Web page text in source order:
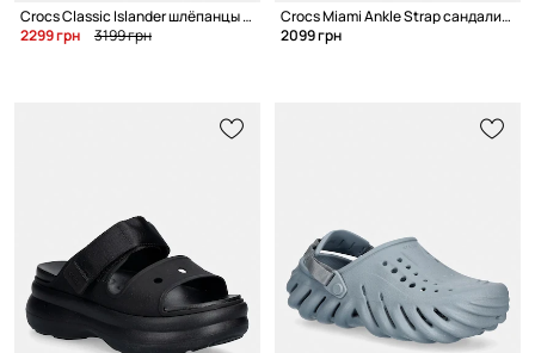
Crocs Classic Islander шлёпанцы для мужчин
2299 грн
3199 грн
Crocs Miami Ankle Strap сандалии для женщин
2099 грн